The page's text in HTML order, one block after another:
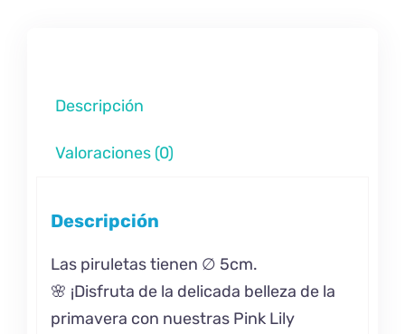
Descripción
Valoraciones (0)
Descripción
Las piruletas tienen ∅ 5cm.
🌸 ¡Disfruta de la delicada belleza de la
primavera con nuestras Pink Lily